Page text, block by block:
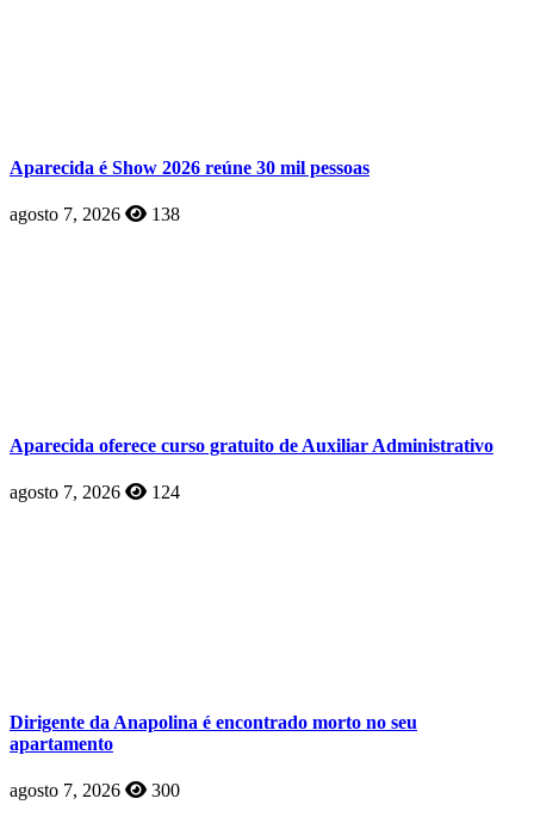
Aparecida é Show 2026 reúne 30 mil pessoas
agosto 7, 2026 138
Aparecida oferece curso gratuito de Auxiliar Administrativo
agosto 7, 2026 124
Dirigente da Anapolina é encontrado morto no seu
apartamento
agosto 7, 2026 300